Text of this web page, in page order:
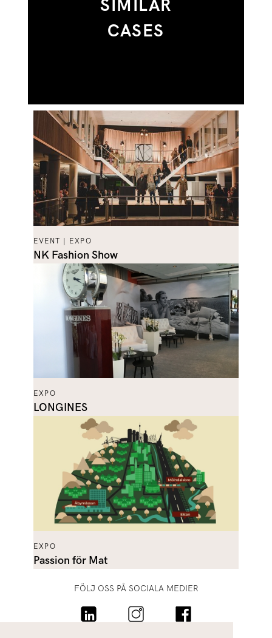
SIMILAR
CASES
EVENT | EXPO
NK Fashion Show
EXPO
LONGINES
EXPO
Passion för Mat
FÖLJ OSS PÅ SOCIALA MEDIER